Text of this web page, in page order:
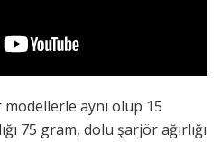
aynı olup 15
75 gram, dolu şarjör ağırlığı